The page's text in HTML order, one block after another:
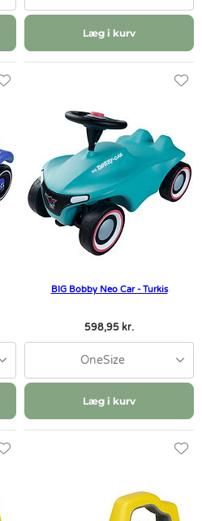
Læg i kurv
BIG Bobby Neo Car - Turkis
598,95 kr.
OneSize
Læg i kurv